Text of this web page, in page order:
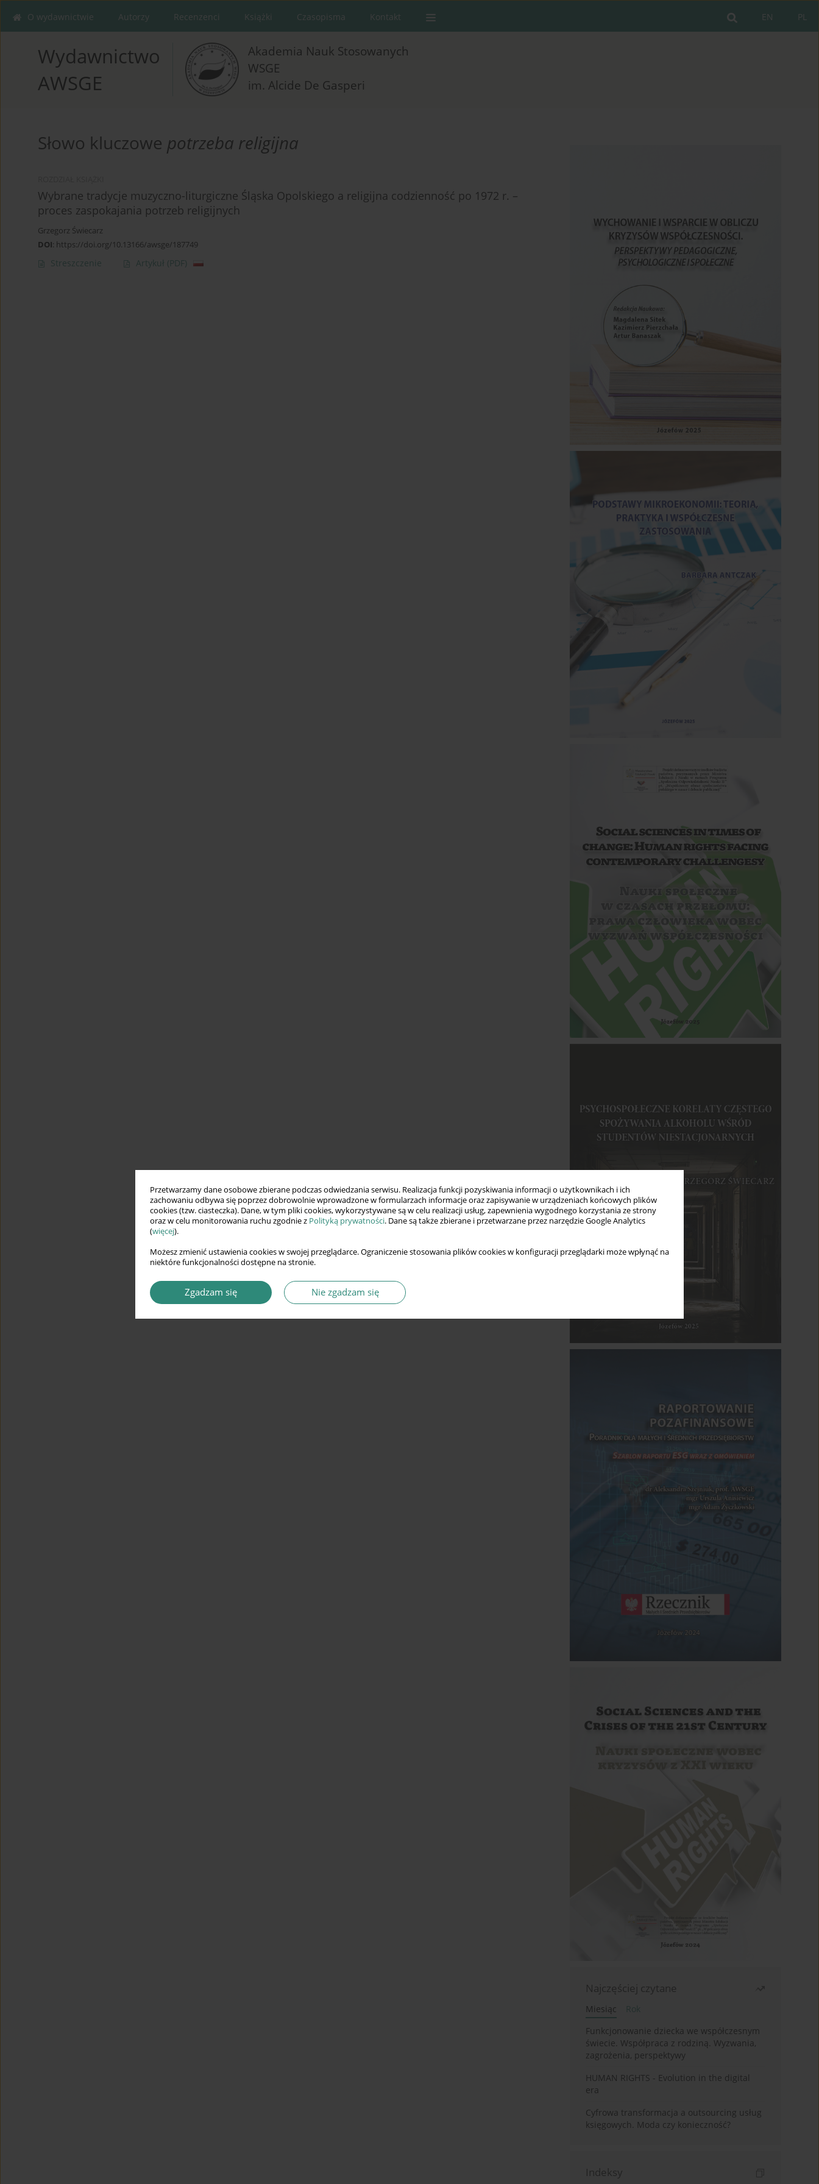
Przetwarzamy dane osobowe zbierane podczas odwiedzania serwisu. Realizacja funkcji pozyskiwania informacji o użytkownikach i ich
zachowaniu odbywa się poprzez dobrowolnie wprowadzone w formularzach informacje oraz zapisywanie w urządzeniach końcowych plików
cookies (tzw. ciasteczka). Dane, w tym pliki cookies, wykorzystywane są w celu realizacji usług, zapewnienia wygodnego korzystania ze strony
oraz w celu monitorowania ruchu zgodnie z Polityką prywatności. Dane są także zbierane i przetwarzane przez narzędzie Google Analytics
(więcej).
Możesz zmienić ustawienia cookies w swojej przeglądarce. Ograniczenie stosowania plików cookies w konfiguracji przeglądarki może wpłynąć na
niektóre funkcjonalności dostępne na stronie.
Zgadzam się Nie zgadzam się
PL
EN
O wydawnictwie Autorzy Recenzenci Książki Czasopisma Kontakt
Wydawnictwo
AWSGE
Akademia Nauk Stosowanych
WSGE
im. Alcide De Gasperi
Słowo kluczowe potrzeba religijna
Wybrane tradycje muzyczno-liturgiczne Śląska Opolskiego a religijna codzienność po 1972 r. –
proces zaspokajania potrzeb religijnych
Grzegorz Świecarz
DOI: https://doi.org/10.13166/awsge/187749
Streszczenie Artykuł (PDF)
Najczęściej czytane
Miesiąc
Rok
Funkcjonowanie dziecka we współczesnym
świecie. Współpraca z rodziną. Wyzwania,
zagrożenia, perspektywy
HUMAN RIGHTS - Evolution in the digital
era
Cyfrowa transformacja a outsourcing usług
księgowych. Moda czy konieczność?
Indeksy